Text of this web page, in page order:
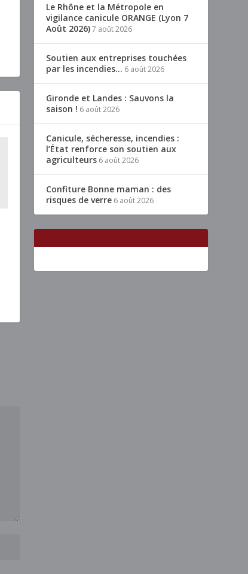
Le Rhône et la Métropole en
vigilance canicule ORANGE (Lyon 7
Août 2026)7 août 2026
Soutien aux entreprises touchées
par les incendies… 6 août 2026
Gironde et Landes : Sauvons la
saison ! 6 août 2026
Canicule, sécheresse, incendies :
l’État renforce son soutien aux
agriculteurs 6 août 2026
Confiture Bonne maman : des
risques de verre 6 août 2026